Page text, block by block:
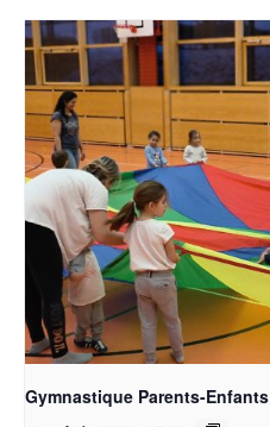
Gymnastique Parents-Enfants